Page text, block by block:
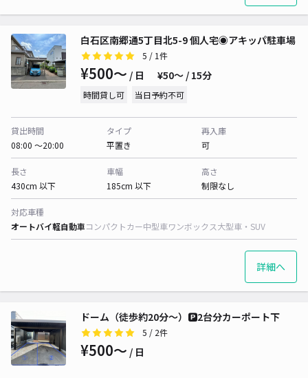
白石区南郷通5丁目北5-9 個人宅◉アキッパ駐車場
5 / 1件
¥500〜 / 日 ¥50〜 / 15分
時間貸し可 当日予約不可
貸出時間
08:00 〜20:00
タイプ
平置き
再入庫
可
長さ
430cm 以下
車幅
185cm 以下
高さ
制限なし
対応車種
オートバイ軽自動車コンパクトカー中型車ワンボックス大型車・SUV
詳細へ
ドーム（徒歩約20分〜）🅿️2台分カーポート下
5 / 2件
¥500〜 / 日